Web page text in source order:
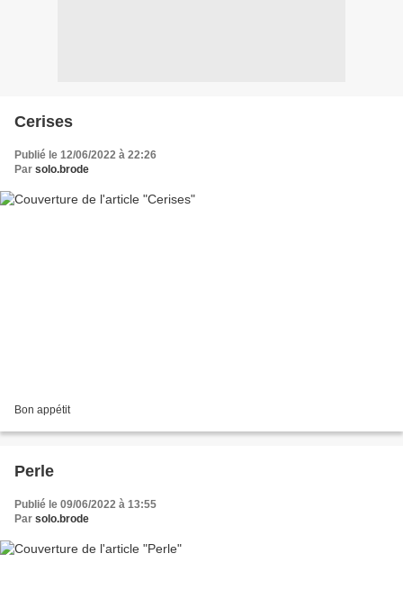
Cerises
Publié le 12/06/2022 à 22:26
Par solo.brode
Bon appétit
Perle
Publié le 09/06/2022 à 13:55
Par solo.brode